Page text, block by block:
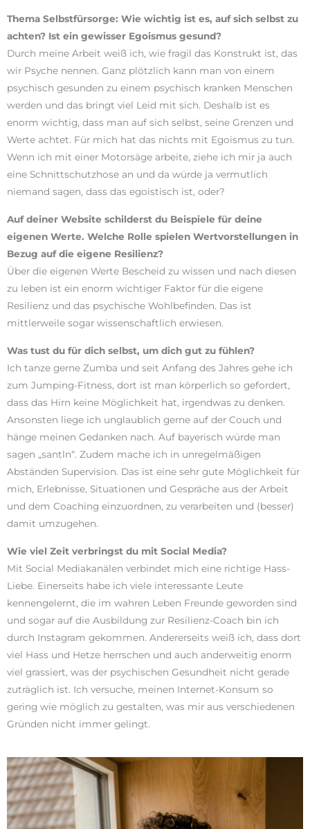
Thema Selbstfürsorge: Wie wichtig ist es, auf sich selbst zu
achten? Ist ein gewisser Egoismus gesund?
Durch meine Arbeit weiß ich, wie fragil das Konstrukt ist, das
wir Psyche nennen. Ganz plötzlich kann man von einem
psychisch gesunden zu einem psychisch kranken Menschen
werden und das bringt viel Leid mit sich. Deshalb ist es
enorm wichtig, dass man auf sich selbst, seine Grenzen und
Werte achtet. Für mich hat das nichts mit Egoismus zu tun.
Wenn ich mit einer Motorsäge arbeite, ziehe ich mir ja auch
eine Schnittschutzhose an und da würde ja vermutlich
niemand sagen, dass das egoistisch ist, oder?
Auf deiner Website schilderst du Beispiele für deine
eigenen Werte. Welche Rolle spielen Wertvorstellungen in
Bezug auf die eigene Resilienz?
Über die eigenen Werte Bescheid zu wissen und nach diesen
zu leben ist ein enorm wichtiger Faktor für die eigene
Resilienz und das psychische Wohlbefinden. Das ist
mittlerweile sogar wissenschaftlich erwiesen.
Was tust du für dich selbst, um dich gut zu fühlen?
Ich tanze gerne Zumba und seit Anfang des Jahres gehe ich
zum Jumping-Fitness, dort ist man körperlich so gefordert,
dass das Hirn keine Möglichkeit hat, irgendwas zu denken.
Ansonsten liege ich unglaublich gerne auf der Couch und
hänge meinen Gedanken nach. Auf bayerisch würde man
sagen „santln“. Zudem mache ich in unregelmäßigen
Abständen Supervision. Das ist eine sehr gute Möglichkeit für
mich, Erlebnisse, Situationen und Gespräche aus der Arbeit
und dem Coaching einzuordnen, zu verarbeiten und (besser)
damit umzugehen.
Wie viel Zeit verbringst du mit Social Media?
Mit Social Mediakanälen verbindet mich eine richtige Hass-
Liebe. Einerseits habe ich viele interessante Leute
kennengelernt, die im wahren Leben Freunde geworden sind
und sogar auf die Ausbildung zur Resilienz-Coach bin ich
durch Instagram gekommen. Andererseits weiß ich, dass dort
viel Hass und Hetze herrschen und auch anderweitig enorm
viel grassiert, was der psychischen Gesundheit nicht gerade
zuträglich ist. Ich versuche, meinen Internet-Konsum so
gering wie möglich zu gestalten, was mir aus verschiedenen
Gründen nicht immer gelingt.